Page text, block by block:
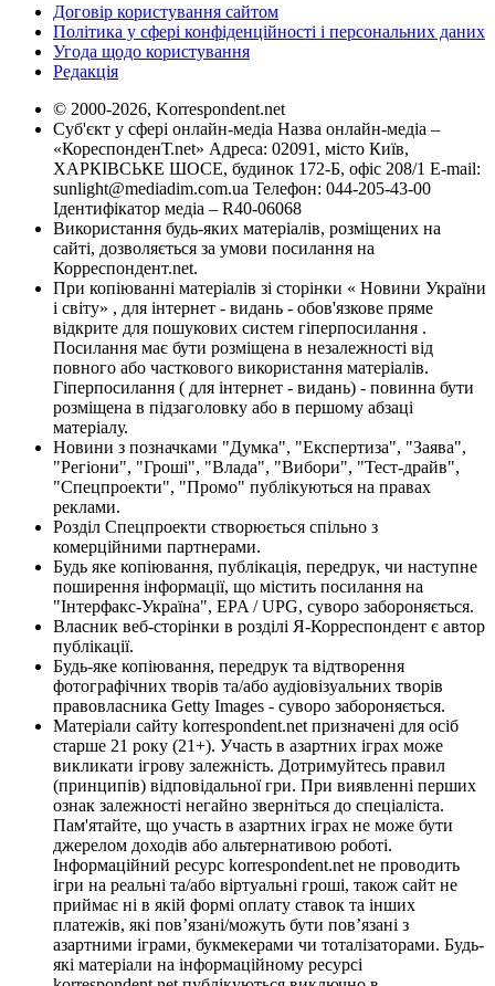
Договір користування сайтом
Політика у сфері конфіденційності і персональних даних
Угода щодо користування
Редакція
© 2000-2026, Korrespondent.net
Суб'єкт у сфері онлайн-медіа Назва онлайн-медіа –
«КореспонденТ.net» Адреса: 02091, місто Київ,
ХАРКІВСЬКЕ ШОСЕ, будинок 172-Б, офіс 208/1 E-mail:
sunlight@mediadim.com.ua Телефон: 044-205-43-00
Ідентифікатор медіа – R40-06068
Використання будь-яких матеріалів, розміщених на
сайті, дозволяється за умови посилання на
Корреспондент.net.
При копіюванні матеріалів зі сторінки « Новини України
і світу» , для інтернет - видань - обов'язкове пряме
відкрите для пошукових систем гіперпосилання .
Посилання має бути розміщена в незалежності від
повного або часткового використання матеріалів.
Гіперпосилання ( для інтернет - видань) - повинна бути
розміщена в підзаголовку або в першому абзаці
матеріалу.
Новини з позначками "Думка", "Експертиза", "Заява",
"Регіони", "Гроші", "Влада", "Вибори", "Тест-драйв",
"Спецпроекти", "Промо" публікуються на правах
реклами.
Розділ Спецпроекти створюється спільно з
комерційними партнерами.
Будь яке копіювання, публікація, передрук, чи наступне
поширення інформації, що містить посилання на
"Інтерфакс-Україна", EPA / UPG, суворо забороняється.
Власник веб-сторінки в розділі Я-Корреспондент є автор
публікації.
Будь-яке копіювання, передрук та відтворення
фотографічних творів та/або аудіовізуальних творів
правовласника Getty Images - суворо забороняється.
Матеріали сайту korrespondent.net призначені для осіб
старше 21 року (21+). Участь в азартних іграх може
викликати ігрову залежність. Дотримуйтесь правил
(принципів) відповідальної гри. При виявленні перших
ознак залежності негайно зверніться до спеціаліста.
Пам'ятайте, що участь в азартних іграх не може бути
джерелом доходів або альтернативою роботі.
Інформаційний ресурс korrespondent.net не проводить
ігри на реальні та/або віртуальні гроші, також сайт не
приймає ні в якій формі оплату ставок та інших
платежів, які пов’язані/можуть бути пов’язані з
азартними іграми, букмекерами чи тоталізаторами. Будь-
які матеріали на інформаційному ресурсі